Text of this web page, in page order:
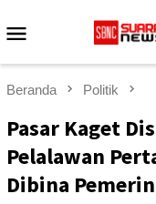
ke
Beranda Politik
Pasar Kaget
Pelalawan
Dibina